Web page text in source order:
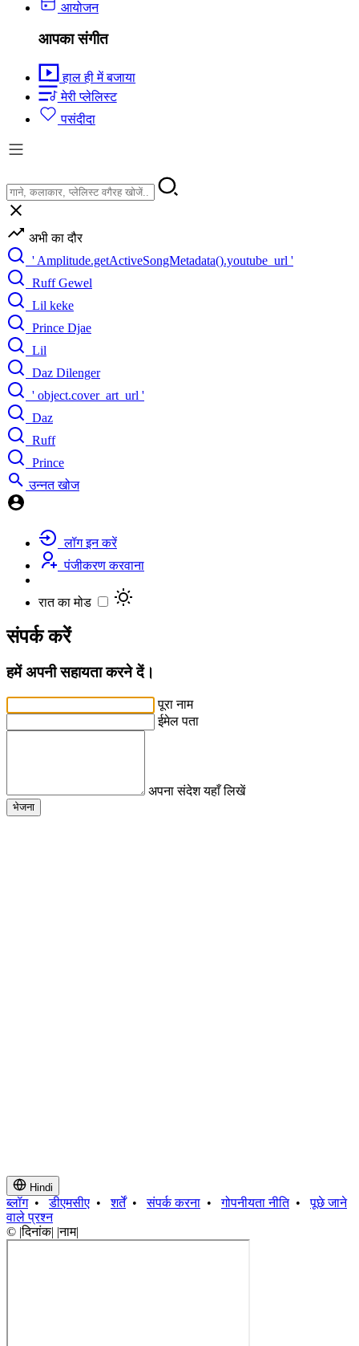
आयोजन
आपका संगीत
हाल ही में बजाया
मेरी प्लेलिस्ट
पसंदीदा
अभी का दौर
' Amplitude.getActiveSongMetadata().youtube_url '
Ruff Gewel
Lil keke
Prince Djae
Lil
Daz Dilenger
' object.cover_art_url '
Daz
Ruff
Prince
उन्नत खोज
लॉग इन करें
पंजीकरण करवाना
रात का मोड
संपर्क करें
हमें अपनी सहायता करने दें।
पूरा नाम
ईमेल पता
अपना संदेश यहाँ लिखें
भेजना
Hindi
ब्लॉग•डीएमसीए •शर्तें•संपर्क करना •गोपनीयता नीति•पूछे जाने
वाले प्रश्न
© |दिनांक| |नाम|